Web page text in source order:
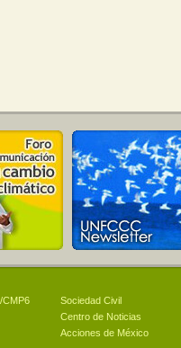
CMP6
Sociedad Civil
Centro de Noticias
Acciones de México